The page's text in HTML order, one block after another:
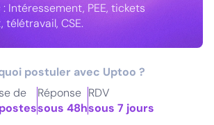
: Intéressement, PEE, tickets
télétravail, CSE.
postuler avec Uptoo ?
de
Réponse
sous 48h
RDV
sous 7 jours